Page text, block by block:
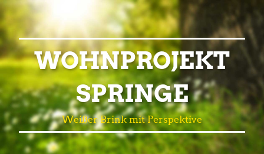
WOHNPROJEKT
SPRINGE
Weißer Brink mit Perspektive